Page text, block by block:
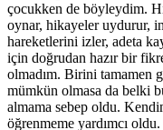
çocukken de böyleydim.
oynar, hikayeler uydurur,
hareketlerini izler, adeta
için doğrudan hazır bir
olmadım. Birini tamamen
mümkün olmasa da belki
almama sebep oldu.
öğrenmeme yardımcı